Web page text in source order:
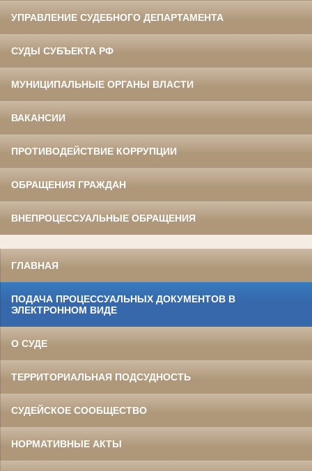
УПРАВЛЕНИЕ СУДЕБНОГО ДЕПАРТАМЕНТА
СУДЫ СУБЪЕКТА РФ
МУНИЦИПАЛЬНЫЕ ОРГАНЫ ВЛАСТИ
ВАКАНСИИ
ПРОТИВОДЕЙСТВИЕ КОРРУПЦИИ
ОБРАЩЕНИЯ ГРАЖДАН
ВНЕПРОЦЕССУАЛЬНЫЕ ОБРАЩЕНИЯ
ГЛАВНАЯ
ПОДАЧА ПРОЦЕССУАЛЬНЫХ ДОКУМЕНТОВ В
ЭЛЕКТРОННОМ ВИДЕ
О СУДЕ
ТЕРРИТОРИАЛЬНАЯ ПОДСУДНОСТЬ
СУДЕЙСКОЕ СООБЩЕСТВО
НОРМАТИВНЫЕ АКТЫ